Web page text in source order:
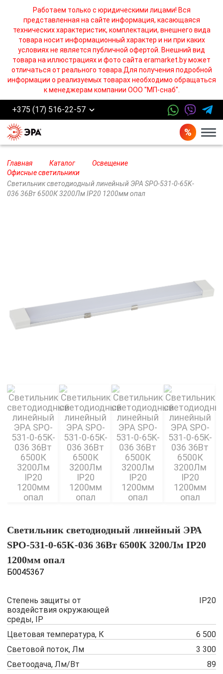
Работаем только с юридическими лицами! Вся
представленная на сайте информация, касающаяся
технических характеристик, комплектации, внешнего вида
товара носит информационный характер и ни при каких
условиях не является публичной офертой. Внешний вид
товара на иллюстрациях и фото сайта eramarket.by может
отличаться от реального товара.Для получения подробной
информации о реализуемых товарах необходимо обращаться
к менеджерам компании ООО "МП-снаб".
+375 (17) 516-22-57
Главная Каталог
Освещение
Офисные светильники
Светильник светодиодный линейный ЭРА SPO-531-0-65K-
036 36Вт 6500К 3200Лм IP20 1200мм опал
Светильник светодиодный линейный ЭРА
SPO-531-0-65K-036 36Вт 6500К 3200Лм IP20
1200мм опал
Б0045367
Степень защиты от
воздействия окружающей
среды, IP
IP20
Цветовая температура, К
6 500
Световой поток, Лм
3 300
Светоодача, Лм/Вт
89